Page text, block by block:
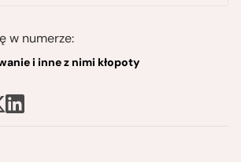
w numerze:
i inne z nimi kłopoty